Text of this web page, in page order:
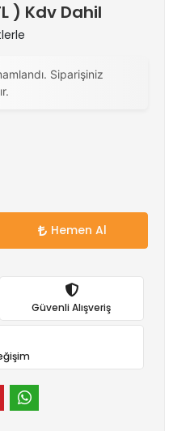
) Kdv Dahil
Siparişiniz
Hemen Al
Güvenli Alışveriş